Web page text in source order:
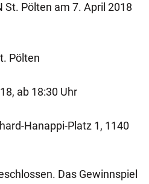
St. Pölten am 7. April 2018
Pölten
ab 18:30 Uhr
Hanappi-Platz 1, 1140
Das Gewinnspiel